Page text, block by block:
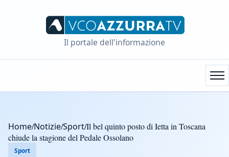
Il portale dell'informazione
Home/Notizie/Sport/Il bel quinto posto di Ietta in Toscana
chiude la stagione del Pedale Ossolano
Sport